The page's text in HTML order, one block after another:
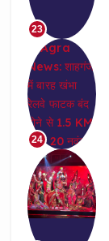
23
24